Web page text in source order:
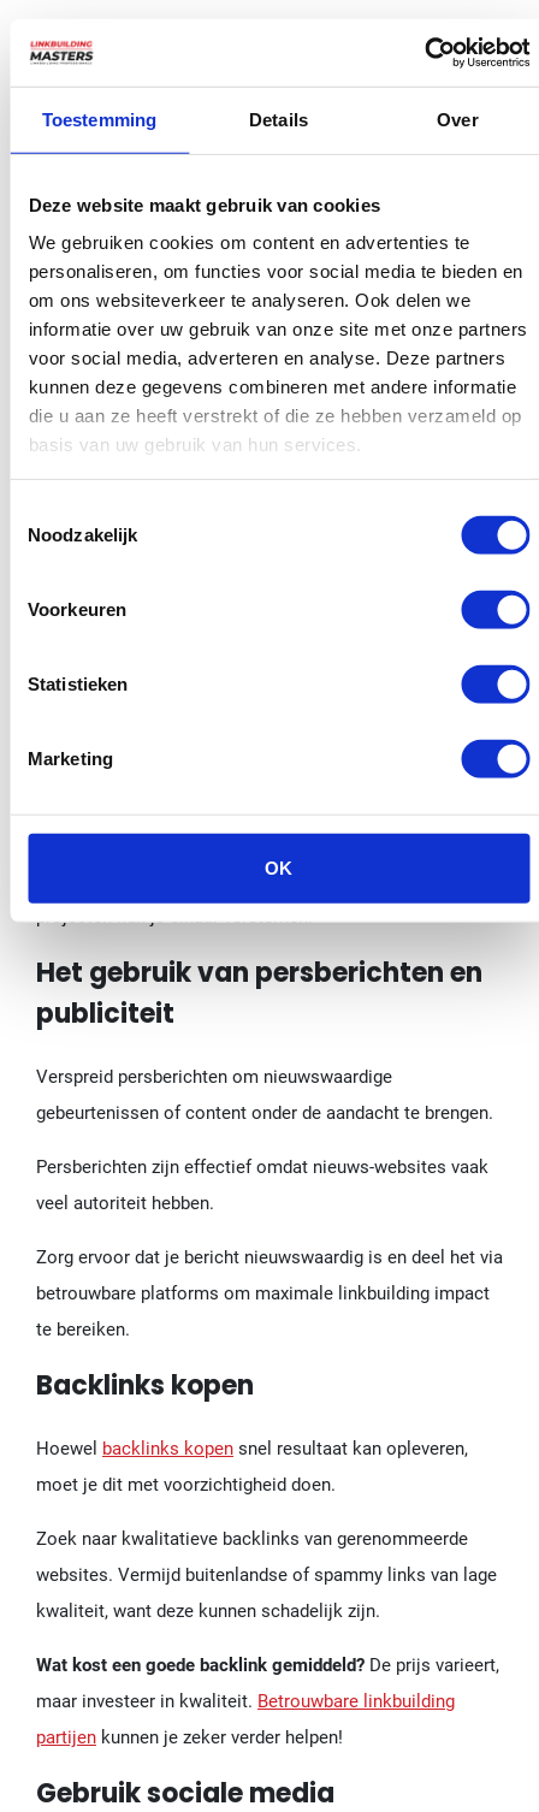
Toestemming Details Over
Deze website maakt gebruik van cookies
We gebruiken cookies om content en advertenties te
personaliseren, om functies voor social media te bieden en
om ons websiteverkeer te analyseren. Ook delen we
informatie over uw gebruik van onze site met onze partners
voor social media, adverteren en analyse. Deze partners
kunnen deze gegevens combineren met andere informatie
die u aan ze heeft verstrekt of die ze hebben verzameld op
basis van uw gebruik van hun services.
Noodzakelijk
Voorkeuren
Statistieken
Marketing
OK
Dit kan door informatieve blogposts, diepgaande artikelen
of aantrekkelijke infographics te publiceren.
Hoogwaardige content trekt natuurlijk links aan omdat
anderen de informatie als waardevol zien en willen delen
op hun eigen websites of sociale mediakanalen.
Gastbloggen en samenwerkingen
Dit geeft je niet alleen toegang tot hun publiek, maar je
Door gezamenlijke online marketing acties of gedeelde
projecten kun je elkaar versterken.
Het gebruik van persberichten en
publiciteit
Verspreid persberichten om nieuwswaardige
gebeurtenissen of content onder de aandacht te brengen.
Persberichten zijn effectief omdat nieuws-websites vaak
veel autoriteit hebben.
Zorg ervoor dat je bericht nieuwswaardig is en deel het via
betrouwbare platforms om maximale linkbuilding impact
te bereiken.
Backlinks kopen
Hoewel backlinks kopen snel resultaat kan opleveren,
moet je dit met voorzichtigheid doen.
Zoek naar kwalitatieve backlinks van gerenommeerde
websites. Vermijd buitenlandse of spammy links van lage
kwaliteit, want deze kunnen schadelijk zijn.
Wat kost een goede backlink gemiddeld? De prijs varieert,
maar investeer in kwaliteit. Betrouwbare linkbuilding
partijen kunnen je zeker verder helpen!
Gebruik sociale media